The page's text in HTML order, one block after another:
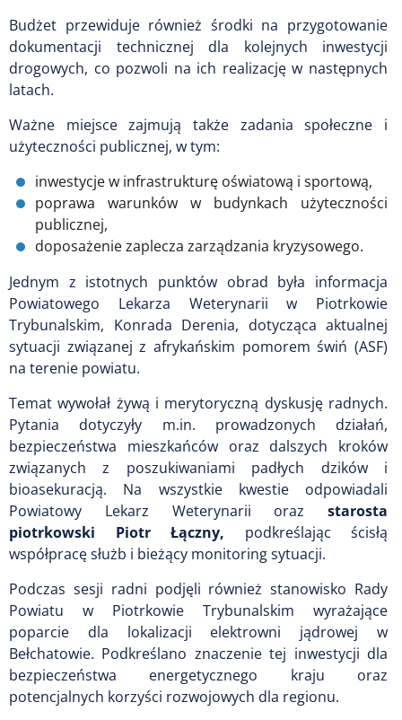
Budżet przewiduje również środki na przygotowanie
dokumentacji technicznej dla kolejnych inwestycji
drogowych, co pozwoli na ich realizację w następnych
latach.
Ważne miejsce zajmują także zadania społeczne i
użyteczności publicznej, w tym:
inwestycje w infrastrukturę oświatową i sportową,
poprawa warunków w budynkach użyteczności
publicznej,
doposażenie zaplecza zarządzania kryzysowego.
Jednym z istotnych punktów obrad była informacja
Powiatowego Lekarza Weterynarii w Piotrkowie
Trybunalskim, Konrada Derenia, dotycząca aktualnej
sytuacji związanej z afrykańskim pomorem świń (ASF)
na terenie powiatu.
Temat wywołał żywą i merytoryczną dyskusję radnych.
Pytania dotyczyły m.in. prowadzonych działań,
bezpieczeństwa mieszkańców oraz dalszych kroków
związanych z poszukiwaniami padłych dzików i
bioasekuracją. Na wszystkie kwestie odpowiadali
Powiatowy Lekarz Weterynarii oraz starosta
piotrkowski Piotr Łączny, podkreślając ścisłą
współpracę służb i bieżący monitoring sytuacji.
Podczas sesji radni podjęli również stanowisko Rady
Powiatu w Piotrkowie Trybunalskim wyrażające
poparcie dla lokalizacji elektrowni jądrowej w
Bełchatowie. Podkreślano znaczenie tej inwestycji dla
bezpieczeństwa energetycznego kraju oraz
potencjalnych korzyści rozwojowych dla regionu.